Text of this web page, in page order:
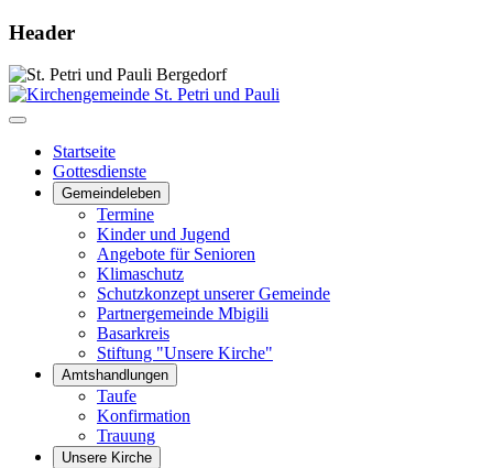
Header
Startseite
Gottesdienste
Gemeindeleben
Termine
Kinder und Jugend
Angebote für Senioren
Klimaschutz
Schutzkonzept unserer Gemeinde
Partnergemeinde Mbigili
Basarkreis
Stiftung "Unsere Kirche"
Amtshandlungen
Taufe
Konfirmation
Trauung
Unsere Kirche